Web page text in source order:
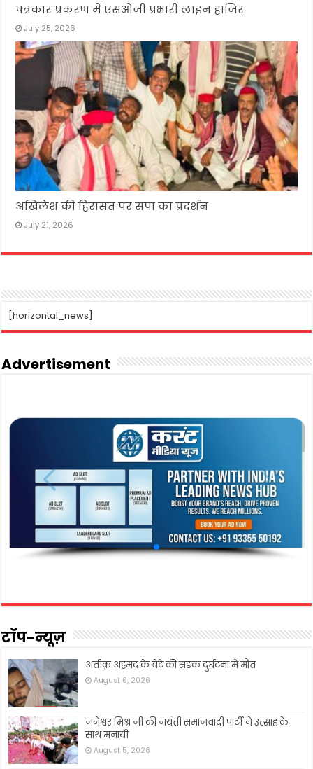
पत्रकार प्रकरण में एसओजी प्रभारी लाइन हाजिर
July 25, 2026
अखिलेश की हिरासत पर सपा का प्रदर्शन
July 21, 2026
[horizontal_news]
Advertisement
टॉप-न्यूज़
अतीक़ अहमद के बेटे की सड़क दुर्घटना में मौत
August 6, 2026
जनेश्वर मिश्र जी की जयंती समाजवादी पार्टी ने उत्साह के
साथ मनायी
August 5, 2026